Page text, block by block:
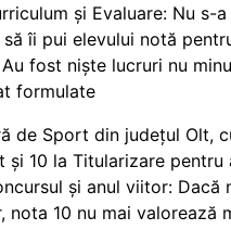
și Evaluare: Nu s-
îi pui elevului notă
fost niște lucruri nu
formulate
de Sport din județul Olt,
și 10 la Titularizare pentru
și anul viitor: Dacă
nota 10 nu mai valorează